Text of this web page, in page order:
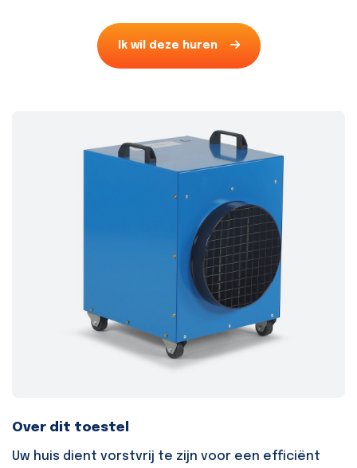
Ik wil deze huren
Over dit toestel
Uw huis dient vorstvrij te zijn voor een efficiënt